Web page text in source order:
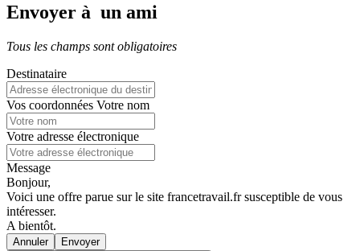
Envoyer à un ami
Tous les champs sont obligatoires
Destinataire
Vos coordonnées Votre nom
Votre adresse électronique
Message
Bonjour,
Voici une offre parue sur le site francetravail.fr susceptible de vous
intéresser.
A bientôt.
Annuler